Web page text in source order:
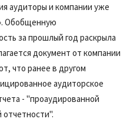
аудиторы и компании уже
Обобщенную
за прошлый год раскрыла
документ от компании
что ранее в другом
аудиторское
- "проаудированной